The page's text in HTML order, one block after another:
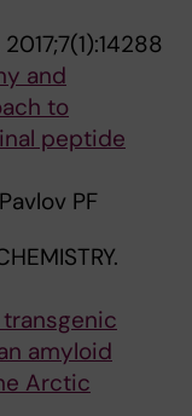
2017;7(1):14288
and
to
peptide
PF
amyloid
Arctic